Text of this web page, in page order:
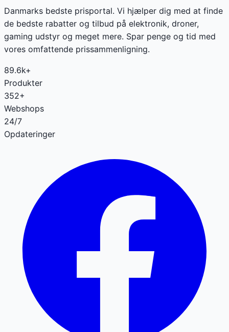
Danmarks bedste prisportal. Vi hjælper dig med at finde
de bedste rabatter og tilbud på elektronik, droner,
gaming udstyr og meget mere. Spar penge og tid med
vores omfattende prissammenligning.
89.6k+
Produkter
352+
Webshops
24/7
Opdateringer